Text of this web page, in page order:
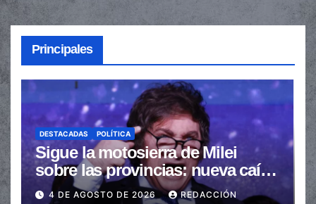
Principales
DESTACADAS POLÍTICA
Sigue la motosierra de Milei
sobre las provincias: nueva caída
de las transferencias no
4 DE AGOSTO DE 2026 REDACCIÓN